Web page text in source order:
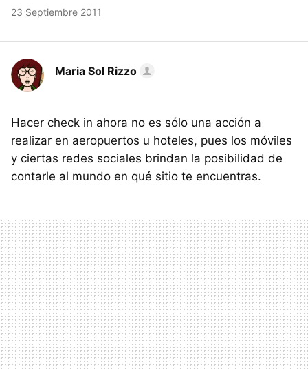
23 Septiembre 2011
Maria Sol Rizzo
Hacer check in ahora no es sólo una acción a
realizar en aeropuertos u hoteles, pues los móviles
y ciertas redes sociales brindan la posibilidad de
contarle al mundo en qué sitio te encuentras.